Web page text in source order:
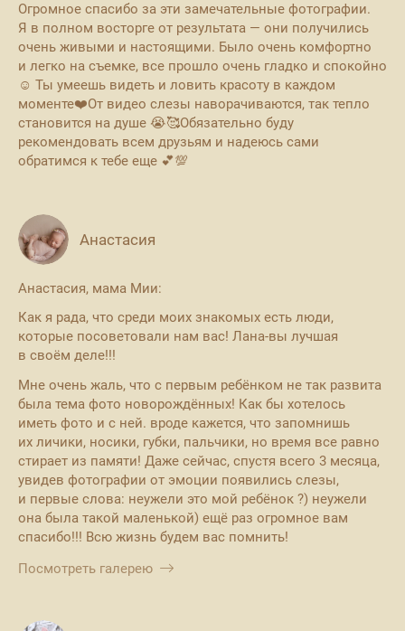
Огромное спасибо за эти замечательные фотографии.
Я в полном восторге от результата — они получились
очень живыми и настоящими. Было очень комфортно
и легко на съемке, все прошло очень гладко и спокойно
☺️ Ты умеешь видеть и ловить красоту в каждом
моменте❤️От видео слезы наворачиваются, так тепло
становится на душе 😭🥰Обязательно буду
рекомендовать всем друзьям и надеюсь сами
обратимся к тебе еще 💕💯
Анастасия
Анастасия, мама Мии:
Как я рада, что среди моих знакомых есть люди,
которые посоветовали нам вас! Лана-вы лучшая
в своём деле!!!
Мне очень жаль, что с первым ребёнком не так развита
была тема фото новорождённых! Как бы хотелось
иметь фото и с ней. вроде кажется, что запомнишь
их личики, носики, губки, пальчики, но время все равно
стирает из памяти! Даже сейчас, спустя всего 3 месяца,
увидев фотографии от эмоции появились слезы,
и первые слова: неужели это мой ребёнок ?) неужели
она была такой маленькой) ещё раз огромное вам
спасибо!!! Всю жизнь будем вас помнить!
Посмотреть галерею